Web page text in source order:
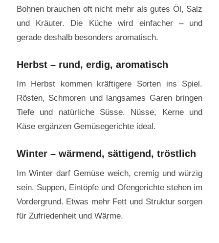
Bohnen brauchen oft nicht mehr als gutes Öl, Salz
und Kräuter. Die Küche wird einfacher – und
gerade deshalb besonders aromatisch.
Herbst – rund, erdig, aromatisch
Im Herbst kommen kräftigere Sorten ins Spiel.
Rösten, Schmoren und langsames Garen bringen
Tiefe und natürliche Süsse. Nüsse, Kerne und
Käse ergänzen Gemüsegerichte ideal.
Winter – wärmend, sättigend, tröstlich
Im Winter darf Gemüse weich, cremig und würzig
sein. Suppen, Eintöpfe und Ofengerichte stehen im
Vordergrund. Etwas mehr Fett und Struktur sorgen
für Zufriedenheit und Wärme.